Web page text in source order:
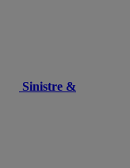
Sinistre &